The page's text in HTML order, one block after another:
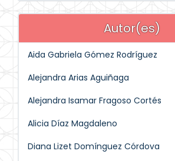
Autor(es)
Aida Gabriela Gómez Rodríguez
Alejandra Arias Aguiñaga
Alejandra Isamar Fragoso Cortés
Alicia Díaz Magdaleno
Diana Lizet Domínguez Córdova